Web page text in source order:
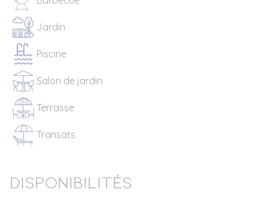
Jardin
Piscine
Salon de jardin
Terrasse
Transats
Disponibilités